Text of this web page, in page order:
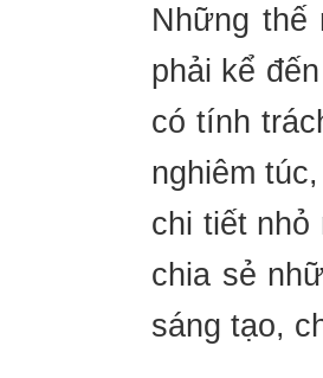
Những
phải kể
có tính
nghiêm
chi tiết nhỏ
chia sẻ
sáng tạo,